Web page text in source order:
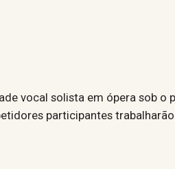
vocal solista em ópera sob
participantes